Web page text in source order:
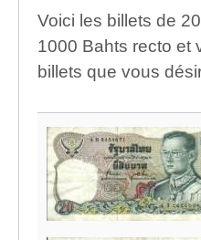
Voici les billets de
1000 Bahts recto et
billets que vous